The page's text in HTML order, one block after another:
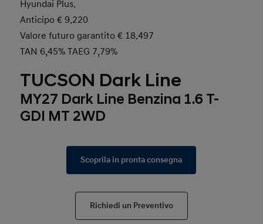
Hyundai Plus.
Anticipo € 9.220
Valore futuro garantito € 18.497
TAN 6,45% TAEG 7,79%
TUCSON Dark Line
MY27 Dark Line Benzina 1.6 T-
GDI MT 2WD
Scoprila in pronta consegna
Richiedi un Preventivo